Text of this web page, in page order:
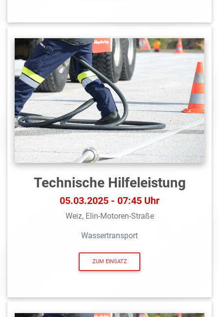
Technische Hilfeleistung
05.03.2025 - 07:45 Uhr
Weiz, Elin-Motoren-Straße
Wassertransport
ZUM EINSATZ